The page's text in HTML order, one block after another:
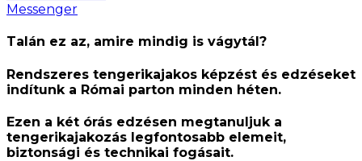
Messenger
Talán ez az, amire mindig is vágytál?
Rendszeres tengerikajakos képzést és edzéseket
indítunk a Római parton minden héten.
Ezen a két órás edzésen megtanuljuk a
tengerikajakozás legfontosabb elemeit,
biztonsági és technikai fogásait.